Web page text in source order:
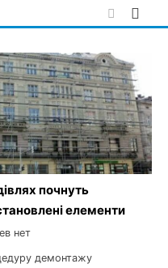
почнуть
елементи
нет
демонтажу